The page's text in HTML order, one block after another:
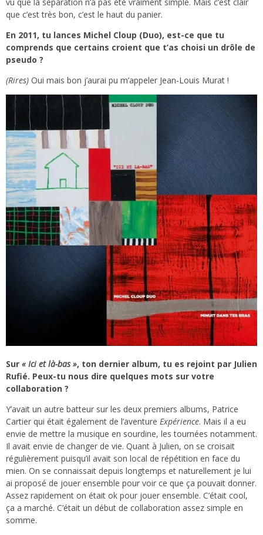
vu que la séparation n’a pas été vraiment simple. Mais c’est clair
que c’est très bon, c’est le haut du panier.
En 2011, tu lances Michel Cloup (Duo), est-ce que tu
comprends que certains croient que t’as choisi un drôle de
pseudo ?
(Rires) Oui mais bon j’aurai pu m’appeler Jean-Louis Murat !
Sur « Ici et là-bas », ton dernier album, tu es rejoint par Julien
Rufié. Peux-tu nous dire quelques mots sur votre
collaboration ?
Y’avait un autre batteur sur les deux premiers albums, Patrice
Cartier qui était également de l’aventure Expérience. Mais il a eu
envie de mettre la musique en sourdine, les tournées notamment.
Il avait envie de changer de vie. Quant à Julien, on se croisait
régulièrement puisqu’il avait son local de répétition en face du
mien. On se connaissait depuis longtemps et naturellement je lui
ai proposé de jouer ensemble pour voir ce que ça pouvait donner.
Assez rapidement on était ok pour jouer ensemble. C’était cool,
ça a marché. C’était un début de collaboration assez simple en
somme.